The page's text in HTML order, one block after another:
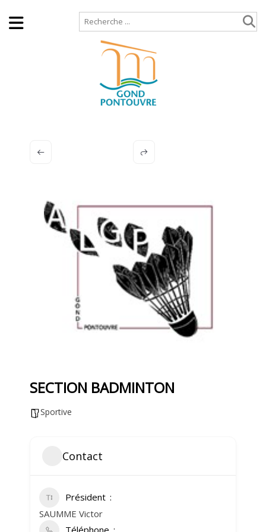
SECTION BADMINTON
Sportive
Contact
Président
SAUMME Victor
Téléphone